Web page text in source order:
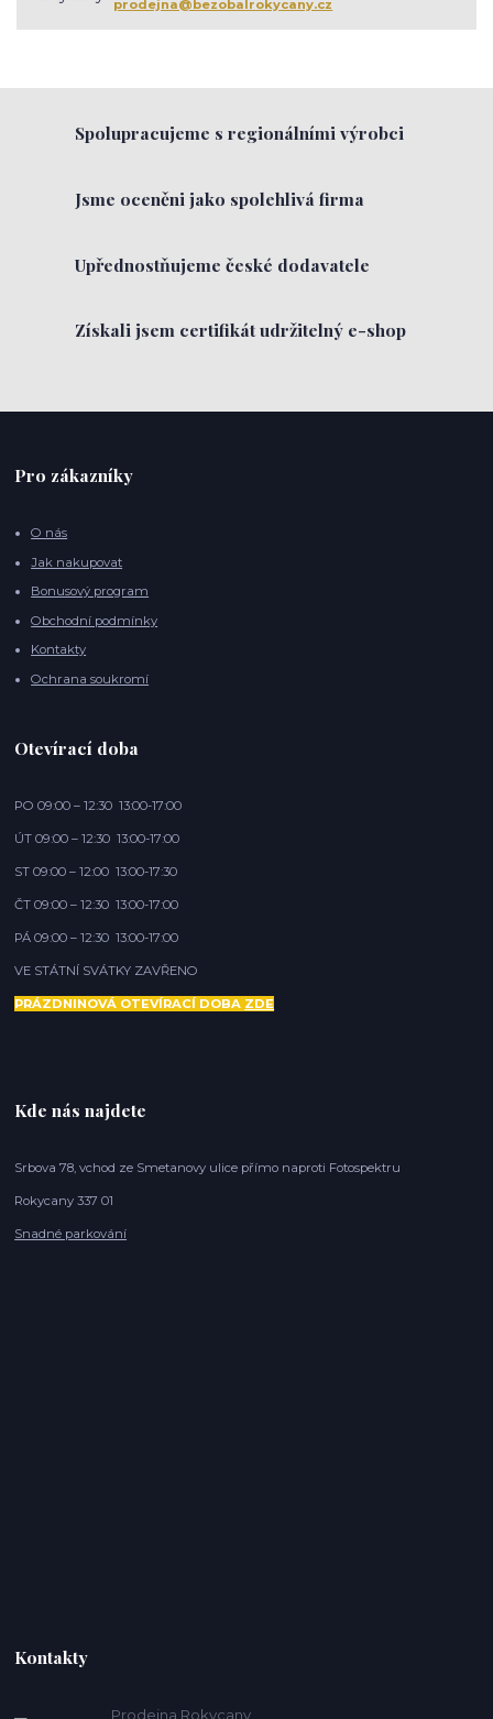
prodejna@bezobalrokycany.cz
Spolupracujeme s regionálními výrobci
Jsme oceněni jako spolehlivá firma
Upřednostňujeme české dodavatele
Získali jsem certifikát udržitelný e-shop
Pro zákazníky
O nás
Jak nakupovat
Bonusový program
Obchodní podmínky
Kontakty
Ochrana soukromí
Otevírací doba
PO 09:00 – 12:30 13:00-17:00
ÚT 09:00 – 12:30 13:00-17:00
ST 09:00 – 12:00 13:00-17:30
ČT 09:00 – 12:30 13:00-17:00
PÁ 09:00 – 12:30 13:00-17:00
VE STÁTNÍ SVÁTKY ZAVŘENO
PRÁZDNINOVÁ OTEVÍRACÍ DOBA ZDE
Kde nás najdete
Srbova 78, vchod ze Smetanovy ulice přímo naproti Fotospektru
Rokycany 337 01
Snadné parkování
Kontakty
Prodejna Rokycany